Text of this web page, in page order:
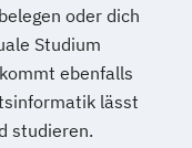
oder dich
Studium
ebenfalls
lässt
studieren.